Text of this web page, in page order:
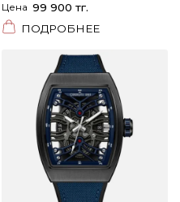
Цена 99 900 тг.
ПОДРОБНЕЕ